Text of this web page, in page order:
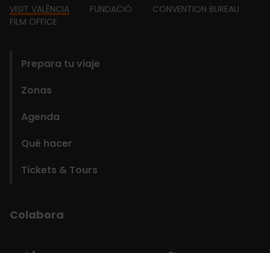
Footer
VISIT VALÈNCIA FUNDACIÓ
CONVENTION BUREAU
FILM OFFICE
Prepara tu viaje
Zonas
Agenda
Qué hacer
Tickets & Tours
Colabora